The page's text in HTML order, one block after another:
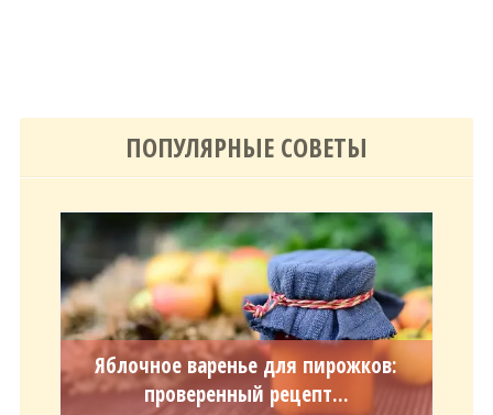
ПОПУЛЯРНЫЕ СОВЕТЫ
Яблочное варенье для пирожков:
проверенный рецепт...